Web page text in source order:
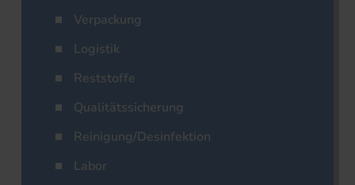
Verpackung
Logistik
Reststoffe
Qualitätssicherung
Reinigung/Desinfektion
Labor